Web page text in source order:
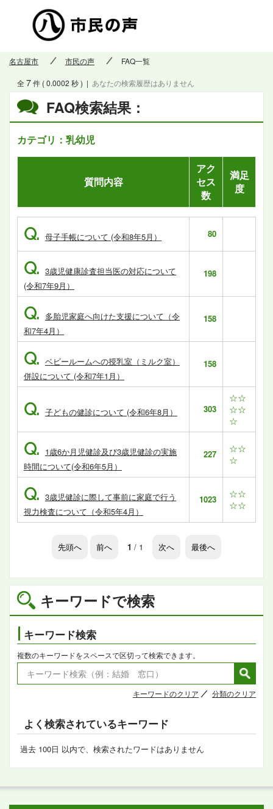
名古屋市 市民の声 FAQ一覧
キーワードで検索
キーワード検索
複数のキーワードをスペースで区切って検索できます。
キーワードのクリア 分類のクリア
よく検索されているキーワード
過去 100日 以内で、検索されたワードはありません
FAQ検索結果：
カテゴリ：乳幼児
全7件 ( 0.0002 秒 ) | あなたの検索履歴はありません
質問内容
アク
セス
数
満足
度
Q. 母子手帳について (令和8年5月） 80
Q. 3歳児健康診査担当医の対応について
(令和7年9月）
198
Q. 多胎児家庭へ向けた支援について（令
和7年4月）
158
Q. ベビールームへの授乳室（ミルク室）
併設について (令和7年1月）
158
Q. 子どもの健診について (令和6年8月） 303
☆☆
☆☆
☆
Q. 1歳6か月児健診及び3歳児健診の実施
時間について(令和6年5月）
227
☆☆
☆
Q. 3歳児健診に際して事前に家庭で行う
視力検査について（令和5年4月）
1023
☆☆
☆☆
先頭へ 前へ 1 / 1 次へ 最後へ